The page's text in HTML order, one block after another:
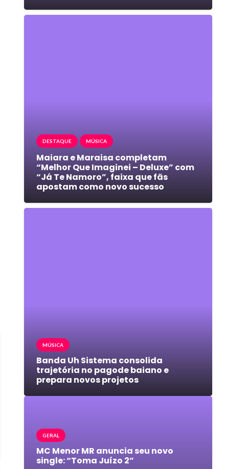
DESTAQUE MÚSICA
Maiara e Maraisa completam
“Melhor Que Imaginei – Deluxe” com
“Já Te Namoro”, faixa que fãs
apostam como novo sucesso
MÚSICA
Banda Uh Sistema consolida
trajetória no pagode baiano e
prepara novos projetos
GERAL
MC Menor MR anuncia seu novo
single: “Toma Juízo 2”